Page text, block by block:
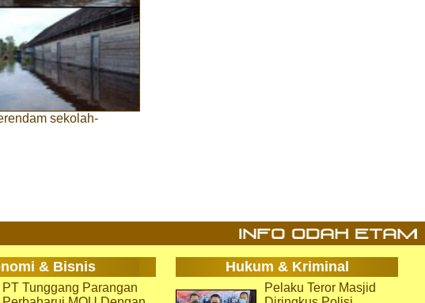
sekolah-
& Bisnis Hukum & Kriminal
PT Tunggang Parangan
Pelaku Teror Masjid